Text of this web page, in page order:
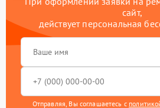
сайт,
действует персональная
Отправляя, Вы соглашаетесь с